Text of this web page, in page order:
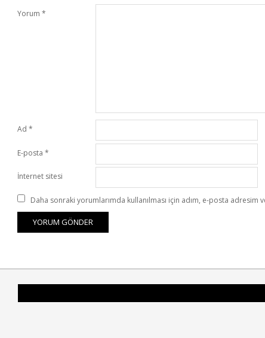
Yorum *
Ad *
E-posta *
İnternet sitesi
Daha sonraki yorumlarımda kullanılması için adım, e-posta adresim